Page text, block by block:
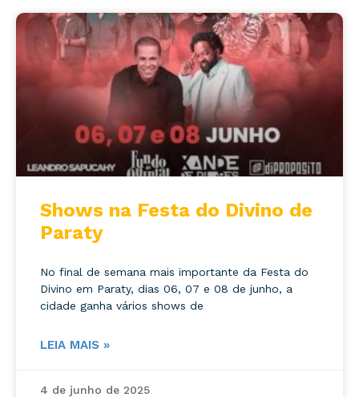
Shows na Festa do Divino de
Paraty
No final de semana mais importante da Festa do
Divino em Paraty, dias 06, 07 e 08 de junho, a
cidade ganha vários shows de
LEIA MAIS »
4 de junho de 2025